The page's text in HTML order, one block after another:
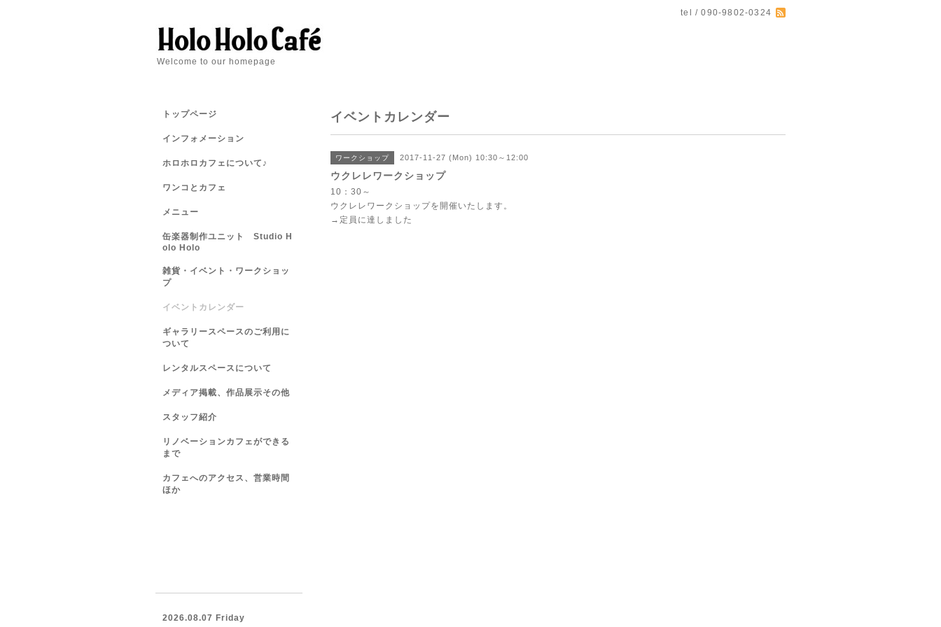
tel / 090-9802-0324
Welcome to our homepage
イベントカレンダー
ワークショップ 2017-11-27 (Mon) 10:30～12:00
ウクレレワークショップ
10：30～
ウクレレワークショップを開催いたします。
→定員に達しました
トップページ
インフォメーション
ホロホロカフェについて♪
ワンコとカフェ
メニュー
缶楽器制作ユニット Studio H
olo Holo
雑貨・イベント・ワークショッ
プ
イベントカレンダー
ギャラリースペースのご利用に
ついて
レンタルスペースについて
メディア掲載、作品展示その他
スタッフ紹介
リノベーションカフェができる
まで
カフェへのアクセス、営業時間
ほか
2026.08.07 Friday